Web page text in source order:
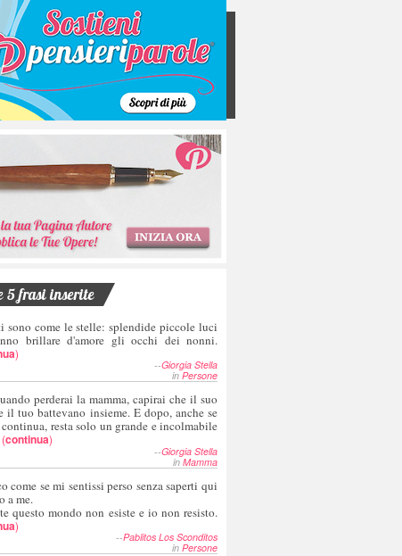
5 frasi inserite
sono come le stelle: splendide piccole luci
brillare d'amore gli occhi dei nonni.
)
--Giorgia Stella
in Persone
perderai la mamma, capirai che il suo
il tuo battevano insieme. E dopo, anche se
resta solo un grande e incolmabile
(continua)
--Giorgia Stella
in Mamma
come se mi sentissi perso senza saperti qui
a me.
questo mondo non esiste e io non resisto.
)
--Pablitos Los Sconditos
in Persone